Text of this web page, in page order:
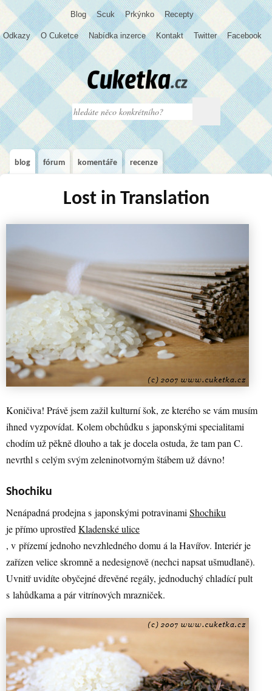
Blog Scuk Prkýnko Recepty
Odkazy O Cuketce Nabídka inzerce Kontakt Twitter Facebook
blog fórum komentáře recenze
Lost in Translation
Koničiva! Právě jsem zažil kulturní šok, ze kterého se vám musím
ihned vyzpovídat. Kolem obchůdku s japonskými specialitami
chodím už pěkně dlouho a tak je docela ostuda, že tam pan C.
nevrthl s celým svým zeleninotvorným štábem už dávno!
Shochiku
Nenápadná prodejna s japonskými potravinami Shochiku
je přímo uprostřed Kladenské ulice
, v přízemí jednoho nevzhledného domu á la Havířov. Interiér je
zařízen velice skromně a nedesignově (nechci napsat ušmudlaně).
Uvnitř uvidíte obyčejné dřevěné regály, jednoduchý chladící pult
s lahůdkama a pár vitrínových mrazniček.